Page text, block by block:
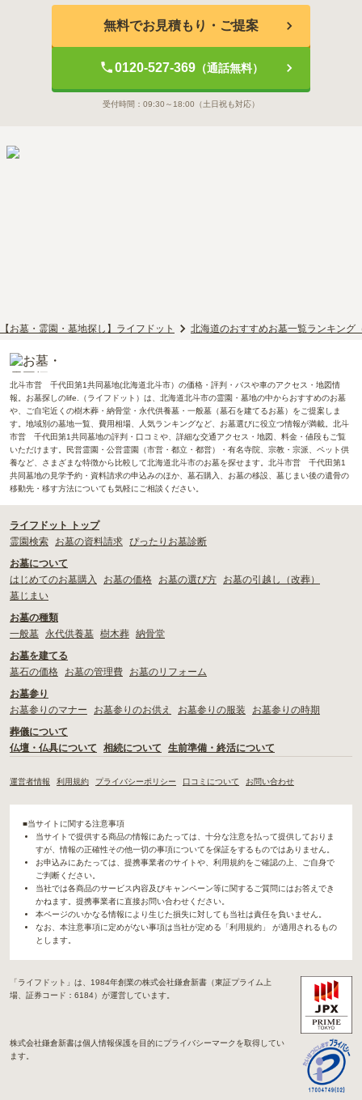
無料でお見積もり・ご提案
0120-527-369（通話無料）
受付時間： 09:30～18:00 （土日祝も対応）
【お墓・霊園・墓地探し】ライフドット 北海道のおすすめお墓一覧ランキング
北斗市営 千代田第1共同墓地(北海道北斗市）の価格・評判・バスや車のアクセス・地図情
報。お墓探しのlife.（ライフドット）は、北海道北斗市の霊園・墓地の中からおすすめのお墓
や、ご自宅近くの樹木葬・納骨堂・永代供養墓・一般墓（墓石を建てるお墓）をご提案しま
す。地域別の墓地一覧、費用相場、人気ランキングなど、お墓選びに役立つ情報が満載。北斗
市営 千代田第1共同墓地の評判・口コミや、詳細な交通アクセス・地図、料金・値段もご覧
いただけます。民営霊園・公営霊園（市営・都立・都営）・有名寺院、宗教・宗派、ペット供
養など、さまざまな特徴から比較して北海道北斗市のお墓を探せます。北斗市営 千代田第1
共同墓地の見学予約・資料請求の申込みのほか、墓石購入、お墓の移設、墓じまい後の遺骨の
移動先・移す方法についても気軽にご相談ください。
ライフドット トップ
霊園検索
お墓の資料請求 ぴったりお墓診断
お墓について
はじめてのお墓購入
お墓の価格 お墓の選び方
お墓の引越し（改葬）
墓じまい
お墓の種類
一般墓
永代供養墓 樹木葬 納骨堂
お墓を建てる
墓石の価格
お墓の管理費
お墓のリフォーム
お墓参り
お墓参りのマナー
お墓参りのお供え お墓参りの服装
お墓参りの時期
葬儀について
仏壇・仏具について
相続について 生前準備・終活について
運営者情報 利用規約 プライバシーポリシー 口コミについて お問い合わせ
■当サイトに関する注意事項
当サイトで提供する商品の情報にあたっては、十分な注意を払って提供しておりま
すが、情報の正確性その他一切の事項についてを保証をするものではありません。
お申込みにあたっては、提携事業者のサイトや、利用規約をご確認の上、ご自身で
ご判断ください。
当社では各商品のサービス内容及びキャンペーン等に関するご質問にはお答えでき
かねます。提携事業者に直接お問い合わせください。
本ページのいかなる情報により生じた損失に対しても当社は責任を負いません。
なお、本注意事項に定めがない事項は当社が定める「利用規約」 が適用されるもの
とします。
「ライフドット」は、1984年創業の株式会社鎌倉新書（東証プライム上
場、証券コード：6184）が運営しています。
株式会社鎌倉新書は個人情報保護を目的にプライバシーマークを取得してい
ます。